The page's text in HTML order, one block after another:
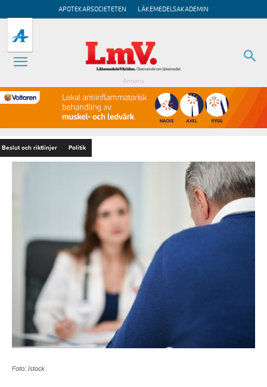
APOTEKARSOCIETETEN LÄKEMEDELSAKADEMIN
Annons
Beslut och riktlinjer Politik
Foto: Istock